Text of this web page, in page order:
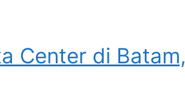
Center di Batam,